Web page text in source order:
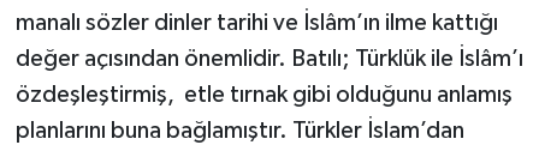
manalı sözler dinler tarihi ve İslâm’ın ilme kattığı
değer açısından önemlidir. Batılı; Türklük ile İslâm’ı
özdeşleştirmiş, etle tırnak gibi olduğunu anlamış
planlarını buna bağlamıştır. Türkler İslam’dan